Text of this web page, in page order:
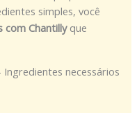
simples, você
com Chantillyque
necessários